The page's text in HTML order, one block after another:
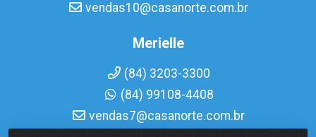
vendas10@casanorte.com.br
Merielle
(84) 3203-3300
(84) 99108-4408
vendas7@casanorte.com.br